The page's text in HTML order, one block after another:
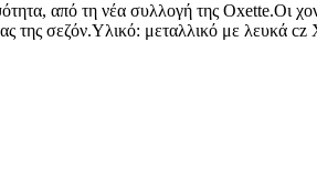
από τη νέα συλλογή της Oxette.Οι
της σεζόν.Υλικό: μεταλλικό με